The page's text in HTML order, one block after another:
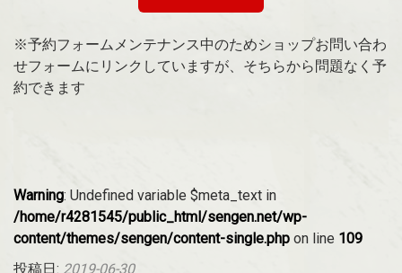
※予約フォームメンテナンス中のためショップお問い合わ
せフォームにリンクしていますが、そちらから問題なく予
約できます
Warning: Undefined variable $meta_text in
/home/r4281545/public_html/sengen.net/wp-
content/themes/sengen/content-single.php on line 109
投稿日: 2019-06-30